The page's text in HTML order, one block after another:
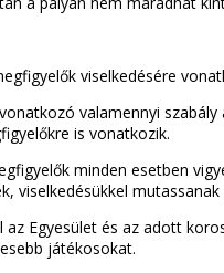
viselkedésére
valamennyi szabály
is vonatkozik.
minden esetben
viselkedésükkel mutassanak
az Egyesület és az adott
játékosokat.